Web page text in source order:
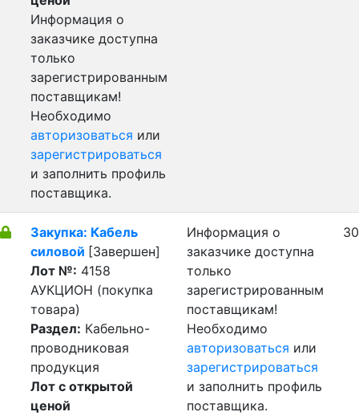
Информация о
заказчике доступна
только
зарегистрированным
поставщикам!
Необходимо
авторизоваться или
зарегистрироваться
и заполнить профиль
поставщика.
Закупка: Кабель
силовой [Завершен]
Лот №: 4158
АУКЦИОН (покупка
товара)
Раздел: Кабельно-
проводниковая
продукция
Лот с открытой
ценой
Информация о
заказчике доступна
только
зарегистрированным
поставщикам!
Необходимо
авторизоваться или
зарегистрироваться
и заполнить профиль
поставщика.